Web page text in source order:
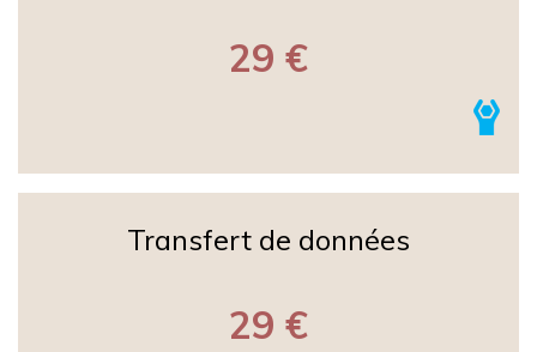
29 €
Transfert de données
29 €